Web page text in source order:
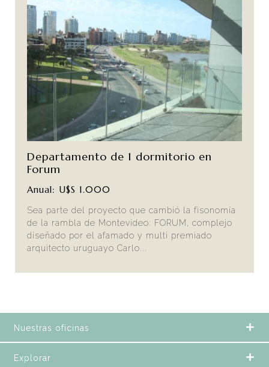
Departamento de 1 dormitorio en
Forum
Anual: U$S 1.000
Sea parte del proyecto que cambió la fisonomía
de la rambla de Montevideo: FORUM, complejo
diseñado por el afamado y multi premiado
arquitecto uruguayo Carlo...
Nuestras oficinas
Explorar